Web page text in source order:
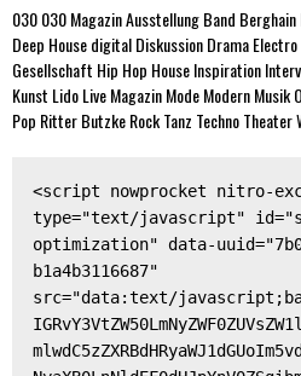
030030 MagazinAusstellungBand Berghain
Deep HousedigitalDiskussionDramaElectro
Gesellschaft Hip Hop HouseInspiration
Kunst LidoLiveMagazinModeModernMusik
Pop Ritter ButzkeRockTanz TechnoTheater
<script nowprocket nitro-
type="text/javascript"
optimization" data-
b1a4b3116687"
src="data:text/